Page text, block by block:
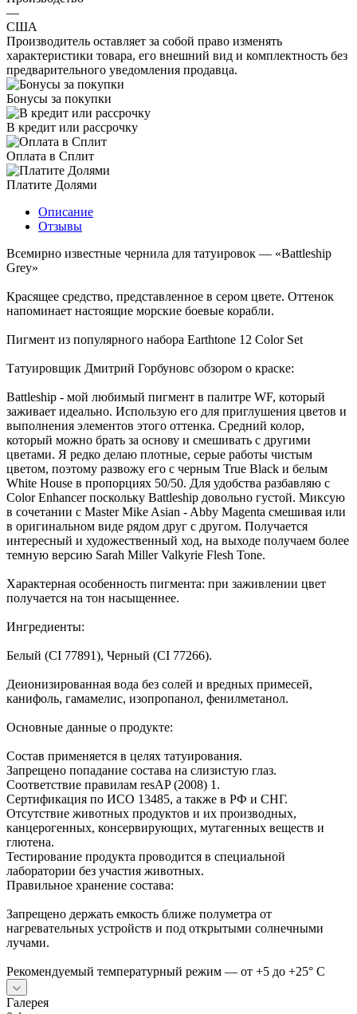
—
США
Производитель оставляет за собой право изменять
характеристики товара, его внешний вид и комплектность без
предварительного уведомления продавца.
Бонусы за покупки
В кредит или рассрочку
Оплата в Сплит
Платите Долями
Описание
Отзывы
Всемирно известные чернила для татуировок — «Battleship
Grey»
Красящее средство, представленное в сером цвете. Оттенок
напоминает настоящие морские боевые корабли.
Пигмент из популярного набора Earthtone 12 Color Set
Татуировщик Дмитрий Горбуновс обзором о краске:
Battleship - мой любимый пигмент в палитре WF, который
заживает идеально. Использую его для приглушения цветов и
выполнения элементов этого оттенка. Средний колор,
который можно брать за основу и смешивать с другими
цветами. Я редко делаю плотные, серые работы чистым
цветом, поэтому развожу его с черным True Black и белым
White House в пропорциях 50/50. Для удобства разбавляю с
Color Enhancer поскольку Battleship довольно густой. Миксую
в сочетании с Master Mike Asian - Abby Magenta смешивая или
в оригинальном виде рядом друг с другом. Получается
интересный и художественный ход, на выходе получаем более
темную версию Sarah Miller Valkyrie Flesh Tone.
Характерная особенность пигмента: при заживлении цвет
получается на тон насыщеннее.
Ингредиенты:
Белый (CI 77891), Черный (CI 77266).
Деионизированная вода без солей и вредных примесей,
канифоль, гамамелис, изопропанол, фенилметанол.
Основные данные о продукте:
Состав применяется в целях татуирования.
Запрещено попадание состава на слизистую глаз.
Соответствие правилам resAP (2008) 1.
Сертификация по ИСО 13485, а также в РФ и СНГ.
Отсутствие животных продуктов и их производных,
канцерогенных, консервирующих, мутагенных веществ и
глютена.
Тестирование продукта проводится в специальной
лаборатории без участия животных.
Правильное хранение состава:
Запрещено держать емкость ближе полуметра от
нагревательных устройств и под открытыми солнечными
лучами.
Рекомендуемый температурный режим — от +5 до +25° С
Галерея